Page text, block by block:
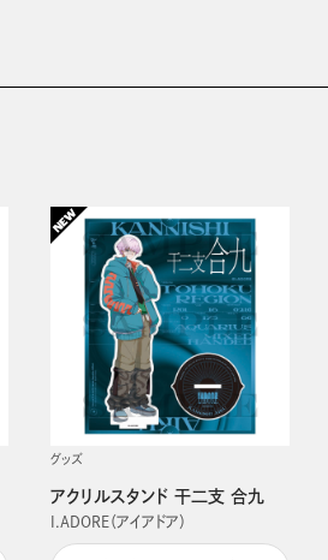
グッズ
アクリルスタンド 干二支 合九
I.ADORE（アイアドア）